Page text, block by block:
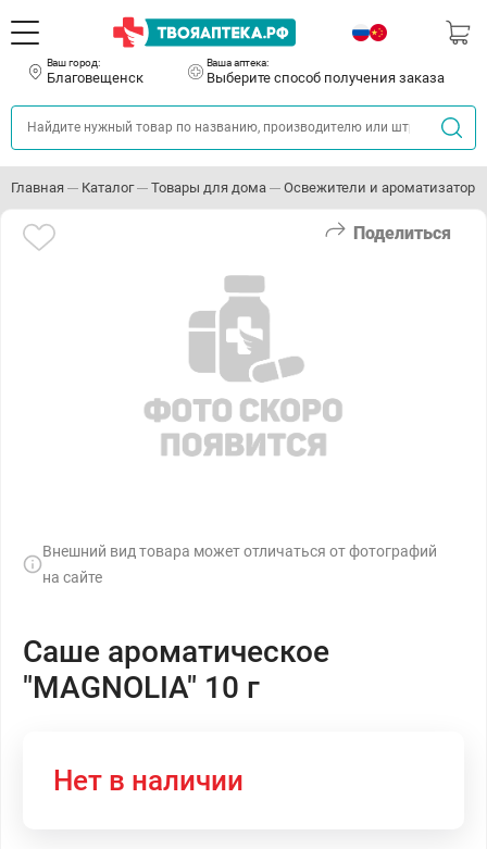
Ваш город:
Благовещенск
Ваша аптека:
Выберите способ получения заказа
Главная Каталог Товары для дома Освежители и ароматизаторы
Поделиться
Внешний вид товара может отличаться от фотографий
на сайте
Саше ароматическое
"MAGNOLIA" 10 г
Нет в наличии